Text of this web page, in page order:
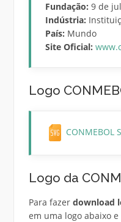
Fundação: 9 de
Indústria:
País: Mundo
Site Oficial:
Logo
CONMEBOL
Logo da
Para fazer download
em uma logo abaixo e